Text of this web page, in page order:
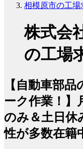
相模原市の工場
株式会
の工場
【自動車部
ーク作業！】
のみ＆土日休
性が多数在籍